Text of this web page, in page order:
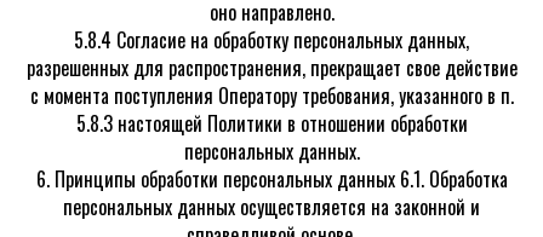
оно направлено.
5.8.4 Согласие на обработку персональных данных,
разрешенных для распространения, прекращает свое действие
с момента поступления Оператору требования, указанного в п.
5.8.3 настоящей Политики в отношении обработки
персональных данных.
6. Принципы обработки персональных данных 6.1. Обработка
персональных данных осуществляется на законной и